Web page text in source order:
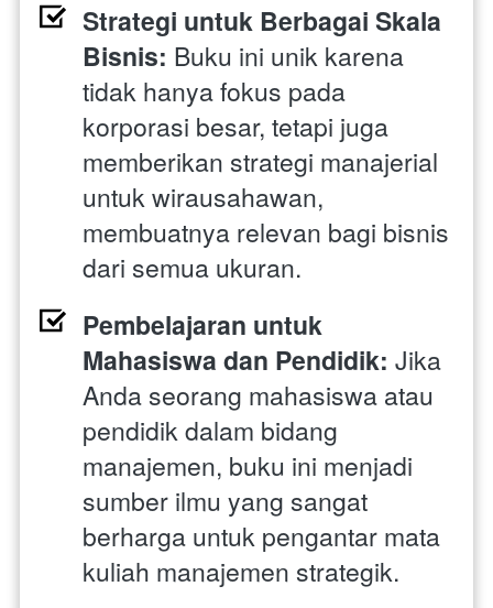
Strategi untuk Berbagai Skala
Bisnis: Buku ini unik karena
tidak hanya fokus pada
korporasi besar, tetapi juga
memberikan strategi manajerial
untuk wirausahawan,
membuatnya relevan bagi bisnis
dari semua ukuran.
Pembelajaran untuk
Mahasiswa dan Pendidik: Jika
Anda seorang mahasiswa atau
pendidik dalam bidang
manajemen, buku ini menjadi
sumber ilmu yang sangat
berharga untuk pengantar mata
kuliah manajemen strategik.